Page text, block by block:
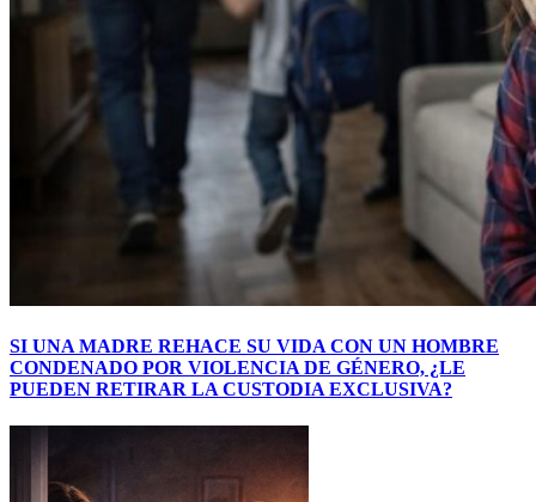
SI UNA MADRE REHACE SU VIDA CON UN HOMBRE
CONDENADO POR VIOLENCIA DE GÉNERO, ¿LE
PUEDEN RETIRAR LA CUSTODIA EXCLUSIVA?